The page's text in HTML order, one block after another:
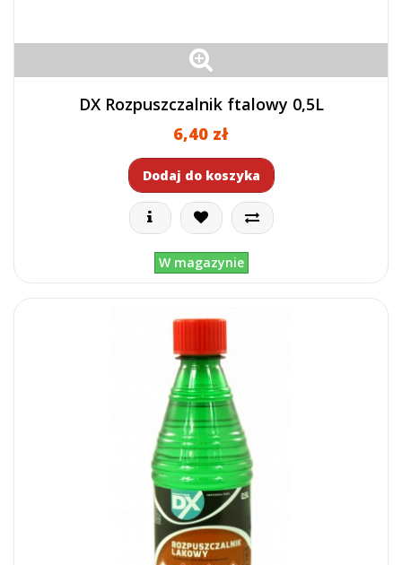
DX Rozpuszczalnik ftalowy 0,5L
6,40 zł
Dodaj do koszyka
W magazynie